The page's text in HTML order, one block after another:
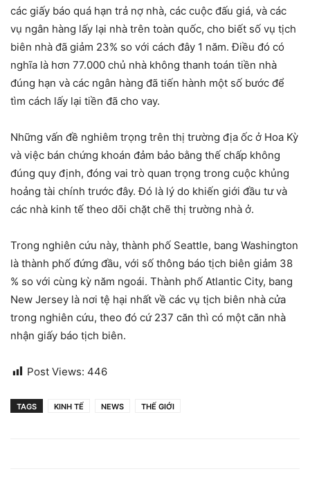
các giấy báo quá hạn trả nợ nhà, các cuộc đấu giá, và các
vụ ngân hàng lấy lại nhà trên toàn quốc, cho biết số vụ tịch
biên nhà đã giảm 23% so với cách đây 1 năm. Điều đó có
nghĩa là hơn 77.000 chủ nhà không thanh toán tiền nhà
đúng hạn và các ngân hàng đã tiến hành một số bước để
tìm cách lấy lại tiền đã cho vay.
Những vấn đề nghiêm trọng trên thị trường địa ốc ở Hoa Kỳ
và việc bán chứng khoán đảm bảo bằng thế chấp không
đúng quy định, đóng vai trò quan trọng trong cuộc khủng
hoảng tài chính trước đây. Đó là lý do khiến giới đầu tư và
các nhà kinh tế theo dõi chặt chẽ thị trường nhà ở.
Trong nghiên cứu này, thành phố Seattle, bang Washington
là thành phố đứng đầu, với số thông báo tịch biên giảm 38
% so với cùng kỳ năm ngoái. Thành phố Atlantic City, bang
New Jersey là nơi tệ hại nhất về các vụ tịch biên nhà cửa
trong nghiên cứu, theo đó cứ 237 căn thì có một căn nhà
nhận giấy báo tịch biên.
Post Views: 446
TAGS KINH TẾ NEWS THẾ GIỚI